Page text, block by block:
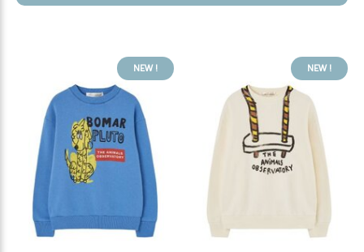
NEW ! NEW !